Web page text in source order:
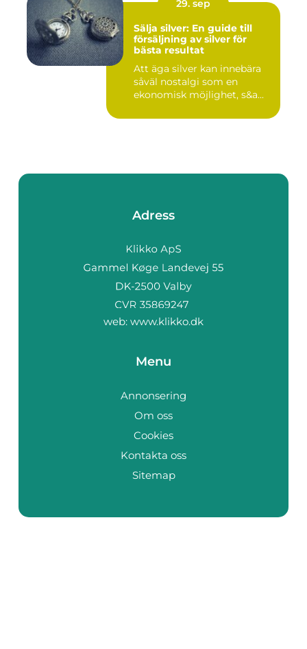
29. sep
Sälja silver: En guide till
försäljning av silver för
bästa resultat
Att äga silver kan innebära
såväl nostalgi som en
ekonomisk möjlighet, s&a...
Adress
web: www.klikko.dk
Menu
Annonsering
Om oss
Cookies
Kontakta oss
Sitemap